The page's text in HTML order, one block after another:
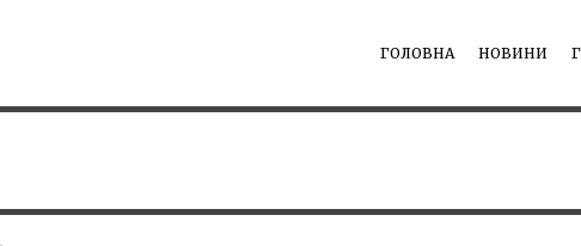
ГОЛОВНА НОВИНИ